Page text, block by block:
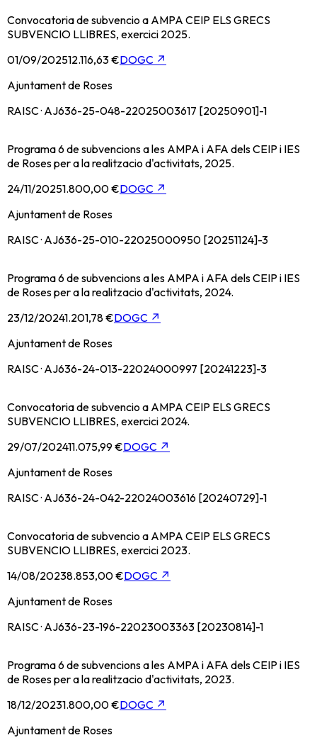
Convocatoria de subvencio a AMPA CEIP ELS GRECS
SUBVENCIO LLIBRES, exercici 2025.
01/09/202512.116,63 €DOGC ↗
Ajuntament de Roses
RAISC · AJ636-25-048-22025003617 [20250901]-1
Programa 6 de subvencions a les AMPA i AFA dels CEIP i IES
de Roses per a la realitzacio d'activitats, 2025.
24/11/20251.800,00 €DOGC ↗
Ajuntament de Roses
RAISC · AJ636-25-010-22025000950 [20251124]-3
Programa 6 de subvencions a les AMPA i AFA dels CEIP i IES
de Roses per a la realitzacio d'activitats, 2024.
23/12/20241.201,78 €DOGC ↗
Ajuntament de Roses
RAISC · AJ636-24-013-22024000997 [20241223]-3
Convocatoria de subvencio a AMPA CEIP ELS GRECS
SUBVENCIO LLIBRES, exercici 2024.
29/07/202411.075,99 €DOGC ↗
Ajuntament de Roses
RAISC · AJ636-24-042-22024003616 [20240729]-1
Convocatoria de subvencio a AMPA CEIP ELS GRECS
SUBVENCIO LLIBRES, exercici 2023.
14/08/20238.853,00 €DOGC ↗
Ajuntament de Roses
RAISC · AJ636-23-196-22023003363 [20230814]-1
Programa 6 de subvencions a les AMPA i AFA dels CEIP i IES
de Roses per a la realitzacio d'activitats, 2023.
18/12/20231.800,00 €DOGC ↗
Ajuntament de Roses